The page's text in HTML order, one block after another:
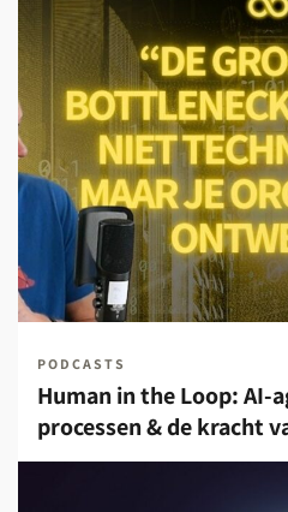
PODCASTS
Human in the Loop: AI-
processen & de kracht